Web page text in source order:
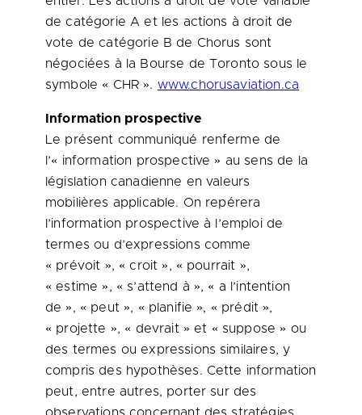
de catégorie A et les actions à droit de
vote de catégorie B de Chorus sont
négociées à la Bourse deToronto sous le
symbole « CHR ». www.chorusaviation.ca
Information prospective
Le présent communiqué renferme de
l’« information prospective » au sens de la
législation canadienne en valeurs
mobilières applicable. On repérera
l’information prospective à l’emploi de
termes ou d’expressions comme
« prévoit », « croit », « pourrait »,
« estime », « s’attend à », « a l’intention
de », « peut », « planifie », « prédit »,
« projette », « devrait » et « suppose » ou
des termes ou expressions similaires, y
compris des hypothèses. Cette information
peut, entre autres, porter sur des